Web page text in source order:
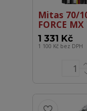
Mitas 70/
FORCE
1 331 Kč
1 100 Kč bez DPH